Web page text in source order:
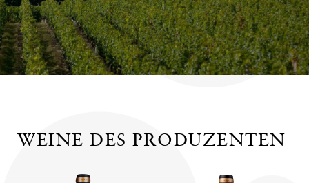
WEINE DES PRODUZENTEN